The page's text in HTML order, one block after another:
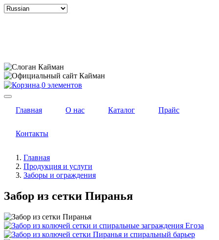
Select
0 элементов
Главная О нас Каталог Прайс
Контакты
Главная
Продукция и услуги
Заборы и ограждения
Забор из сетки Пиранья